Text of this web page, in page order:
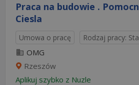
Praca na budowie .
Ciesla
Umowa o pracę Rodzaj pracy:
OMG
Rzeszów
Aplikuj szybko z Nuzle